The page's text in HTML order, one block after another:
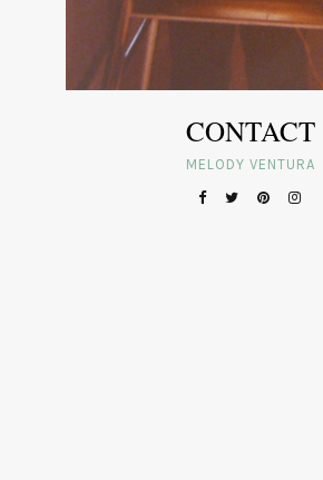
CONTACT
MELODY VENTURA